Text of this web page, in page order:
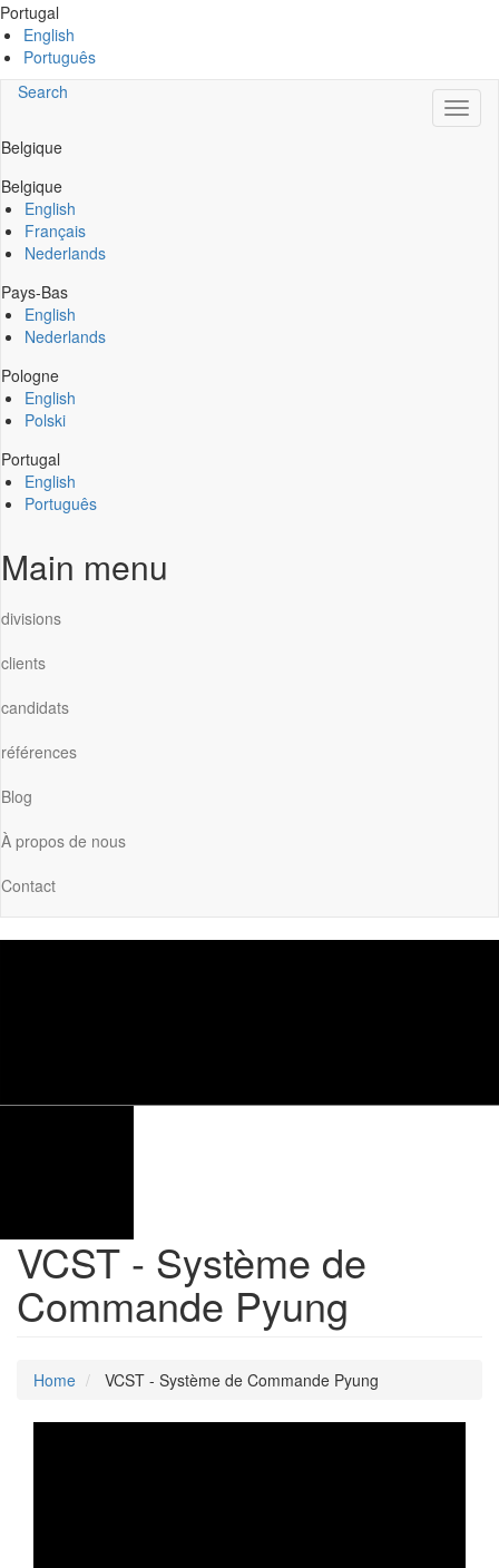
Portugal
English
Português
Search
Belgique
Belgique
English
Français
Nederlands
Pays-Bas
English
Nederlands
Pologne
English
Polski
Portugal
English
Português
Main menu
divisions
clients
candidats
références
Blog
À propos de nous
Contact
VCST - Système de
Commande Pyung
Home VCST - Système de Commande Pyung